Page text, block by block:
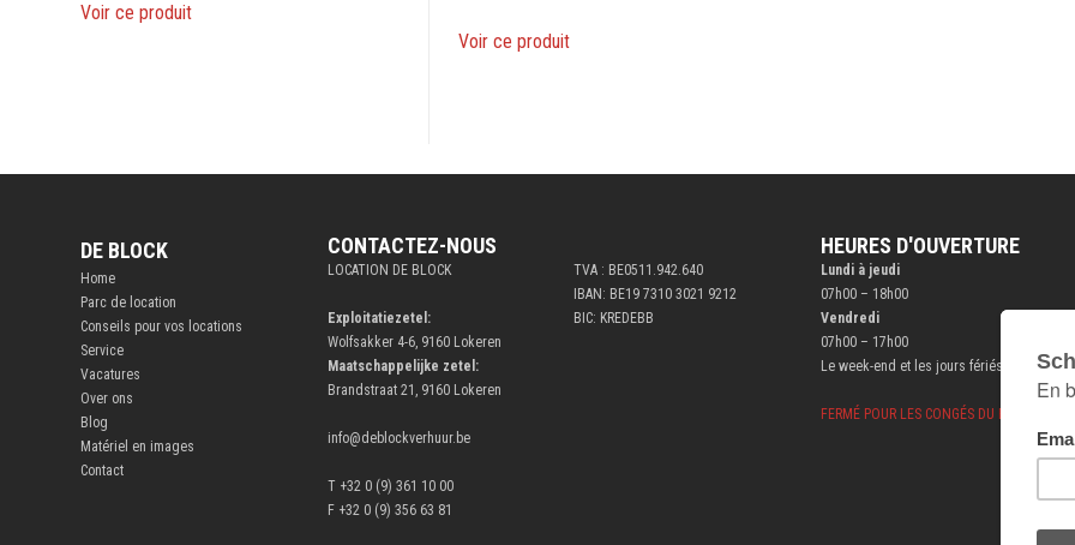
Voir ce produit
Voir ce produit
DE BLOCK
Home
Parc de location
Conseils pour vos locations
Service
Vacatures
Over ons
Blog
Matériel en images
Contact
CONTACTEZ-NOUS
LOCATION DE BLOCK
Exploitatiezetel:
Wolfsakker 4-6, 9160 Lokeren
Maatschappelijke zetel:
Brandstraat 21, 9160 Lokeren
info@deblockverhuur.be
T +32 0 (9) 361 10 00
F +32 0 (9) 356 63 81
TVA : BE0511.942.640
IBAN: BE19 7310 3021 9212
BIC: KREDEBB
HEURES D'OUVERTURE
Lundi à jeudi
07h00 – 18h00
Vendredi
07h00 – 17h00
Le week-end et les jours fériés fermé
FERMÉ POUR LES CONGÉS DU BÂTIMENT